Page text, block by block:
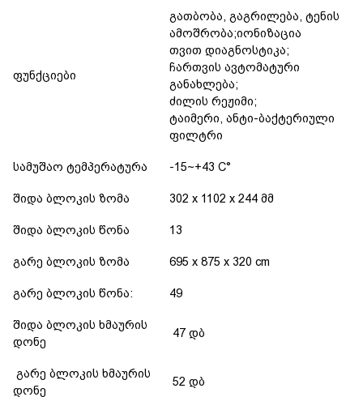
ფუნქციები
გათბობა, გაგრილება, ტენის
ამოშრობა;იონიზაცია
თვით დიაგნოსტიკა;
ჩართვის ავტომატური
განახლება;
ძილის რეჟიმი;
ტაიმერი, ანტი-ბაქტერიული
ფილტრი
სამუშაო ტემპერატურა -15~+43 C°
შიდა ბლოკის ზომა 302 x 1102 x 244 მმ
შიდა ბლოკის წონა 13
გარე ბლოკის ზომა 695 x 875 x 320 cm
გარე ბლოკის წონა: 49
შიდა ბლოკის ხმაურის
დონე
47 დბ
გარე ბლოკის ხმაურის
დონე
52 დბ